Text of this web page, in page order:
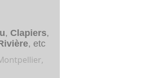
, Clapiers,
, etc